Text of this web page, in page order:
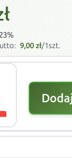
9,00zł/1szt.